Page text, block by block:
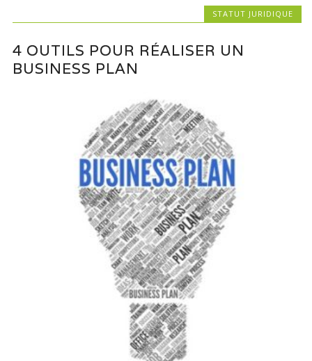
STATUT JURIDIQUE
4 OUTILS POUR RÉALISER UN
BUSINESS PLAN